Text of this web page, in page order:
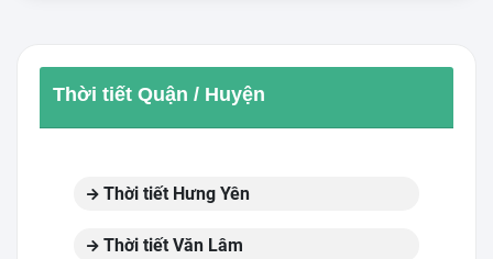
Thời tiết Quận / Huyện
Thời tiết Hưng Yên
Thời tiết Văn Lâm